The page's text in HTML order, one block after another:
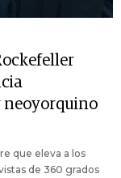
neoyorquino
que eleva a los
de 360 grados